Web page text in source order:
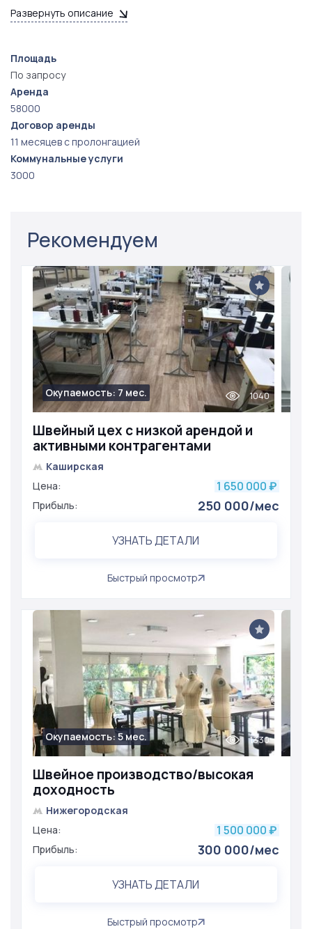
Развернуть описание
Площадь
По запросу
Аренда
58000
Договор аренды
11 месяцев с пролонгацией
Коммунальные услуги
3000
Рекомендуем
Швейный цех с низкой арендой и
активными контрагентами
Окупаемость: 7 мес. 1040
Каширская
Цена:
1 650 000 ₽
Прибыль: 250 000/мес
УЗНАТЬ ДЕТАЛИ
Быстрый просмотр
Швейное производство/высокая
доходность
Окупаемость: 5 мес. 1330
Нижегородская
Цена:
1 500 000 ₽
Прибыль: 300 000/мес
УЗНАТЬ ДЕТАЛИ
Быстрый просмотр